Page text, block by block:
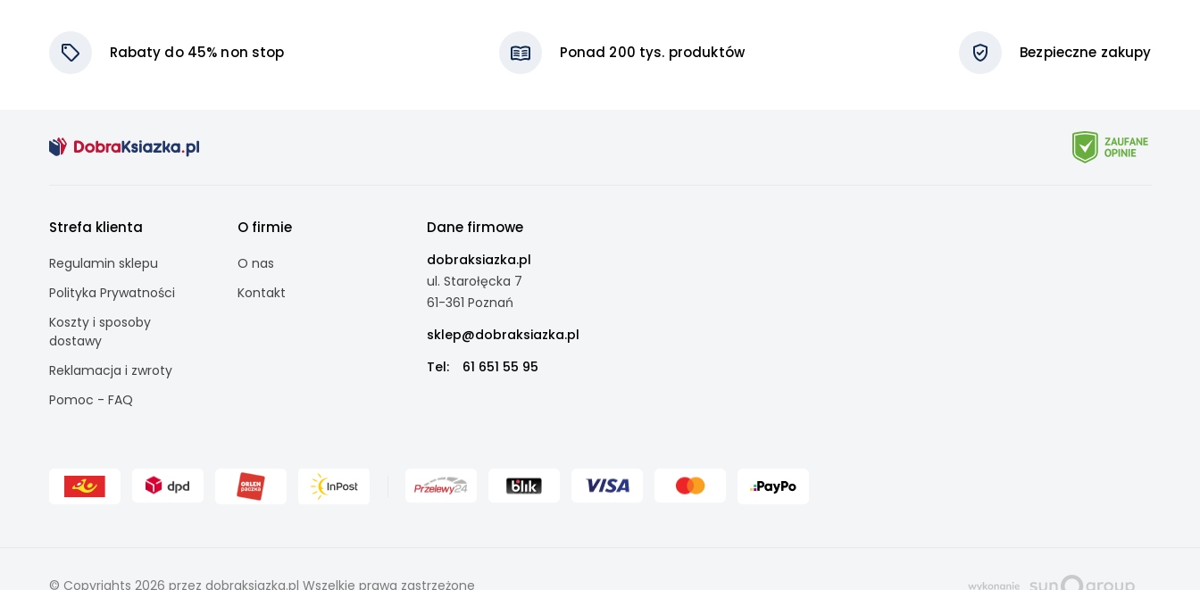
Rabaty do 45% non stop Ponad 200 tys. produktów Bezpieczne zakupy
Strefa klienta
Regulamin sklepu
Polityka Prywatności
Koszty i sposoby
dostawy
Reklamacja i zwroty
Pomoc - FAQ
O firmie
O nas
Kontakt
Dane firmowe
dobraksiazka.pl
ul. Starołęcka 7
61-361 Poznań
sklep@dobraksiazka.pl
Tel:
61 651 55 95
© Copyrights 2026 przez dobraksiazka.pl Wszelkie prawa zastrzeżone